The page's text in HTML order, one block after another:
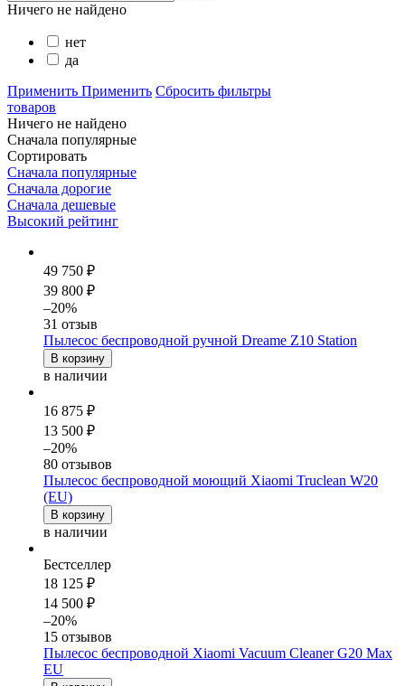
Ничего не найдено
нет
да
Применить Применить Сбросить фильтры
товаров
Ничего не найдено
Сначала популярные
Сортировать
Сначала популярные
Сначала дорогие
Сначала дешевые
Высокий рейтинг
49 750 ₽
39 800 ₽
–20%
31 отзыв
Пылесос беспроводной ручной Dreame Z10 Station
В корзину
в наличии
16 875 ₽
13 500 ₽
–20%
80 отзывов
Пылесос беспроводной моющий Xiaomi Truclean W20
(EU)
В корзину
в наличии
Бестселлер
18 125 ₽
14 500 ₽
–20%
15 отзывов
Пылесос беспроводной Xiaomi Vacuum Cleaner G20 Max
EU